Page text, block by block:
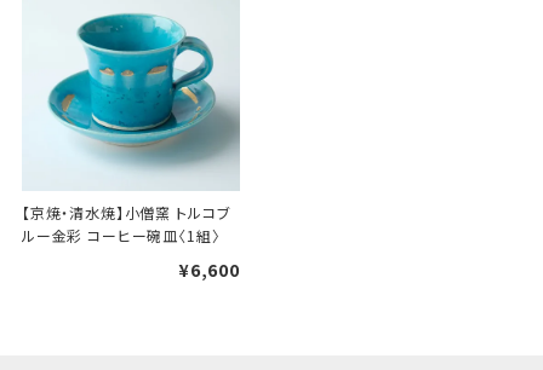
手提袋はお付けできません。
ギフト袋について
【京焼・清水焼】小僧窯 トルコブ
ルー金彩 コーヒー碗皿〈1組〉
¥6,600